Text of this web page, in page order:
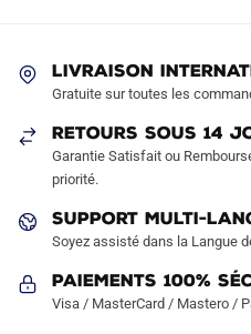
choisies
la
page
produit
LIVRAISON
Gratuite sur toutes les
RETOURS SOUS 14
Garantie Satisfait ou
priorité.
SUPPORT MULTI-
Soyez assisté dans la Langue
Paiements 100%
Visa / MasterCard / Mastero /